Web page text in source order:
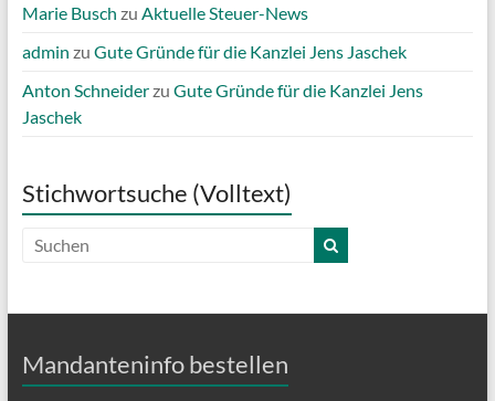
Marie Busch zu Aktuelle Steuer-News
admin zu Gute Gründe für die Kanzlei Jens Jaschek
Anton Schneiderzu Gute Gründe für die Kanzlei Jens
Jaschek
Stichwortsuche (Volltext)
Mandanteninfo bestellen